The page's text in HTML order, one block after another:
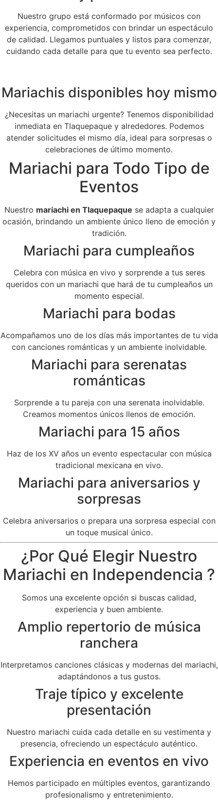
Nuestro grupo está conformado por músicos con
experiencia, comprometidos con brindar un espectáculo
de calidad. Llegamos puntuales y listos para comenzar,
cuidando cada detalle para que tu evento sea perfecto.
Mariachis disponibles hoy mismo
¿Necesitas un mariachi urgente? Tenemos disponibilidad
inmediata en Tlaquepaque y alrededores. Podemos
atender solicitudes el mismo día, ideal para sorpresas o
celebraciones de último momento.
Mariachi para Todo Tipo de
Eventos
Nuestro mariachi en Tlaquepaque se adapta a cualquier
ocasión, brindando un ambiente único lleno de emoción y
tradición.
Mariachi para cumpleaños
Celebra con música en vivo y sorprende a tus seres
queridos con un mariachi que hará de tu cumpleaños un
momento especial.
Mariachi para bodas
Acompañamos uno de los días más importantes de tu vida
con canciones románticas y un ambiente inolvidable.
Mariachi para serenatas
románticas
Sorprende a tu pareja con una serenata inolvidable.
Creamos momentos únicos llenos de emoción.
Mariachi para 15 años
Haz de los XV años un evento espectacular con música
tradicional mexicana en vivo.
Mariachi para aniversarios y
sorpresas
Celebra aniversarios o prepara una sorpresa especial con
un toque musical único.
¿Por Qué Elegir Nuestro
Mariachi en Independencia ?
Somos una excelente opción si buscas calidad,
experiencia y buen ambiente.
Amplio repertorio de música
ranchera
Interpretamos canciones clásicas y modernas del mariachi,
adaptándonos a tus gustos.
Traje típico y excelente
presentación
Nuestro mariachi cuida cada detalle en su vestimenta y
presencia, ofreciendo un espectáculo auténtico.
Experiencia en eventos en vivo
Hemos participado en múltiples eventos, garantizando
profesionalismo y entretenimiento.